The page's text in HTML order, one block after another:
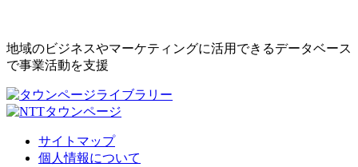
地域のビジネスやマーケティングに活用できるデータベース
で事業活動を支援
サイトマップ
個人情報について